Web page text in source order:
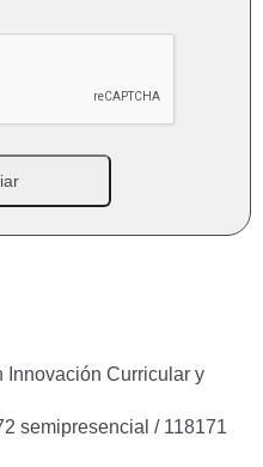
Innovación Curricular y
semipresencial / 118171